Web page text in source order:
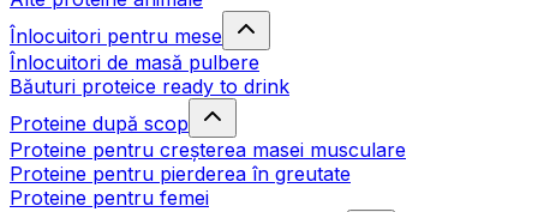
Înlocuitori pentru mese
Înlocuitori de masă pulbere
Băuturi proteice ready to drink
Proteine după scop
Proteine pentru creșterea masei musculare
Proteine pentru pierderea în greutate
Proteine pentru femei